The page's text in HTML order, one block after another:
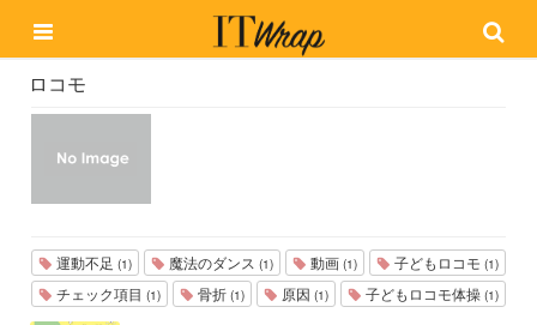
ロコモ
運動不足 (1) 魔法のダンス (1) 動画 (1) 子どもロコモ (1)
チェック項目 (1) 骨折 (1) 原因 (1) 子どもロコモ体操 (1)